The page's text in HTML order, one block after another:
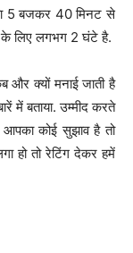
5 बजकर 40 मिनट से
लिए लगभग 2 घंटे है.
क्यों मनाई जाती है
में बताया. उम्मीद करते
कोई सुझाव है तो
हो तो रेटिंग देकर हमें